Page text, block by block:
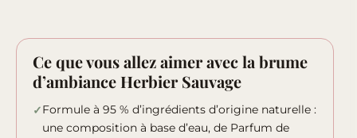
Ce que vous allez aimer avec la brume
d’ambiance Herbier Sauvage
Formule à 95 % d’ingrédients d’origine naturelle :
une composition à base d’eau, de Parfum de